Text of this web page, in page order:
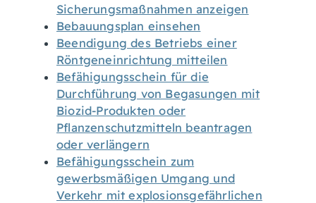
Sicherungsmaßnahmen anzeigen
Bebauungsplan einsehen
Beendigung des Betriebs einer
Röntgeneinrichtung mitteilen
Befähigungsschein für die
Durchführung von Begasungen mit
Biozid-Produkten oder
Pflanzenschutzmitteln beantragen
oder verlängern
Befähigungsschein zum
gewerbsmäßigen Umgang und
Verkehr mit explosionsgefährlichen